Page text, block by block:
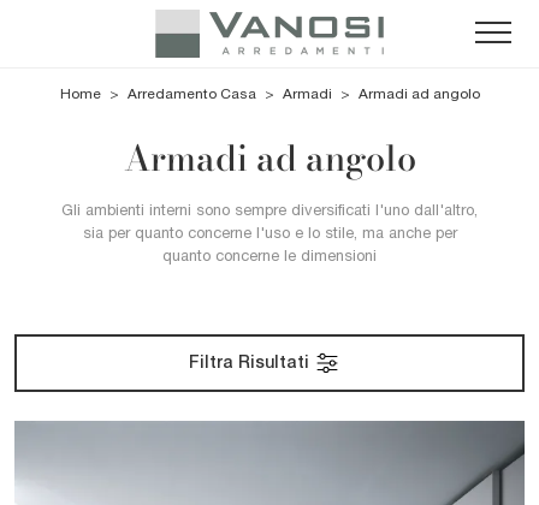
Home > Arredamento Casa > Armadi > Armadi ad angolo
Armadi ad angolo
Gli ambienti interni sono sempre diversificati l'uno dall'altro,
sia per quanto concerne l'uso e lo stile, ma anche per
quanto concerne le dimensioni
Filtra Risultati